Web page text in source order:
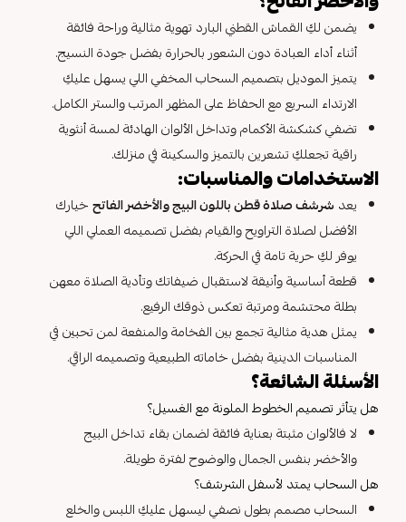
يضمن لكِ القماش القطني البارد تهوية مثالية وراحة فائقة
أثناء أداء العبادة دون الشعور بالحرارة بفضل جودة النسيج.
يتميز الموديل بتصميم السحاب المخفي اللي يسهل عليكِ
الارتداء السريع مع الحفاظ على المظهر المرتب والستر الكامل.
تضفي كشكشة الأكمام وتداخل الألوان الهادئة لمسة أنثوية
راقية تجعلكِ تشعرين بالتميز والسكينة في منزلك.
الاستخدامات والمناسبات:
يعد شرشف صلاة قطن باللون البيج والأخضر الفاتحخيارك
الأفضل لصلاة التراويح والقيام بفضل تصميمه العملي اللي
يوفر لكِ حرية تامة في الحركة.
قطعة أساسية وأنيقة لاستقبال ضيفاتك وتأدية الصلاة معهن
بطلة محتشمة ومرتبة تعكس ذوقك الرفيع.
يمثل هدية مثالية تجمع بين الفخامة والمنفعة لمن تحبين في
المناسبات الدينية بفضل خاماته الطبيعية وتصميمه الراقي.
الأسئلة الشائعة؟
هل يتأثر تصميم الخطوط الملونة مع الغسيل؟
لا فالألوان مثبتة بعناية فائقة لضمان بقاء تداخل البيج
والأخضر بنفس الجمال والوضوح لفترة طويلة.
هل السحاب يمتد لأسفل الشرشف؟
السحاب مصمم بطول نصفي ليسهل عليكِ اللبس والخلع